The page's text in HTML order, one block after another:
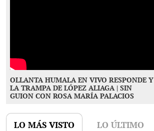
OLLANTA HUMALA EN VIVO RESPONDE Y
LA TRAMPA DE LÓPEZ ALIAGA | SIN
GUION CON ROSA MARÍA PALACIOS
LO MÁS VISTO LO ÚLTIMO